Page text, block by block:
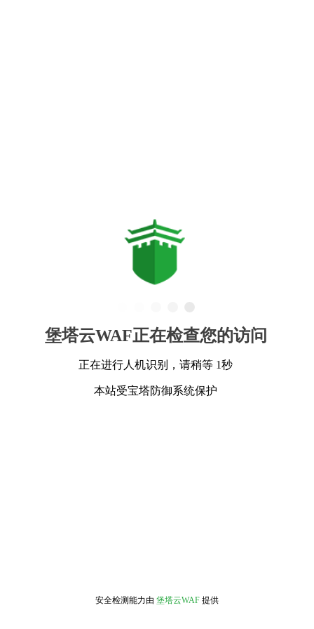
堡塔云WAF正在检查您的访问
正在进行人机识别，请稍等 1秒
本站受宝塔防御系统保护
安全检测能力由 堡塔云WAF 提供